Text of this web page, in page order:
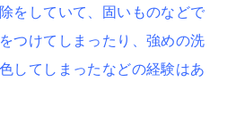
をしていて、固いものなどで
つけてしまったり、強めの洗
してしまったなどの経験はあ